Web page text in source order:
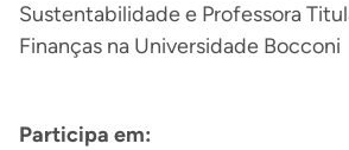
Sustentabilidade e Professora
Finanças na Universidade Bocconi
Participa em: